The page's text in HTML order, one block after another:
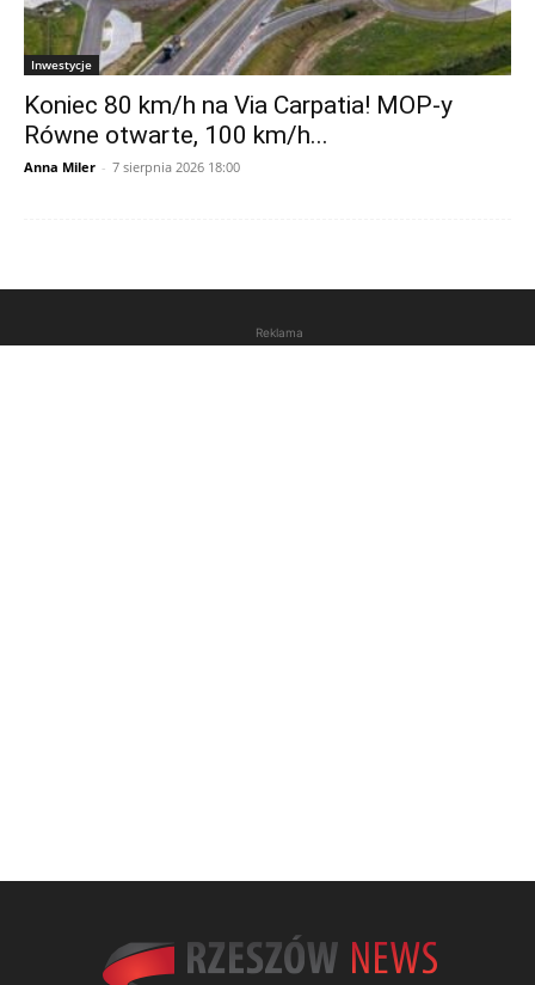
Inwestycje
Koniec 80 km/h na Via Carpatia! MOP-y
Równe otwarte, 100 km/h...
Anna Miler - 7 sierpnia 2026 18:00
Reklama